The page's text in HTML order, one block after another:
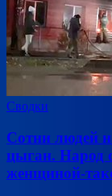
Сводки
Сотни людей
цыган. Народ
женщиной-